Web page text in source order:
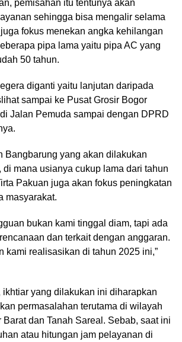
pemisahan itu tentunya akan
sehingga bisa mengalir selama
fokus menekan angka kehilangan
pipa lama yaitu pipa AC yang
50 tahun.
diganti yaitu lanjutan daripada
sampai ke Pusat Grosir Bogor
Jalan Pemuda sampai dengan DPRD
Bangbarung yang akan dilakukan
di mana usianya cukup lama dari tahun
Pakuan juga akan fokus peningkatan
masyarakat.
bukan kami tinggal diam, tapi ada
dan terkait dengan anggaran.
kami realisasikan di tahun 2025 ini,”
ikhtiar yang dilakukan ini diharapkan
permasalahan terutama di wilayah
Barat dan Tanah Sareal. Sebab, saat ini
atau hitungan jam pelayanan di